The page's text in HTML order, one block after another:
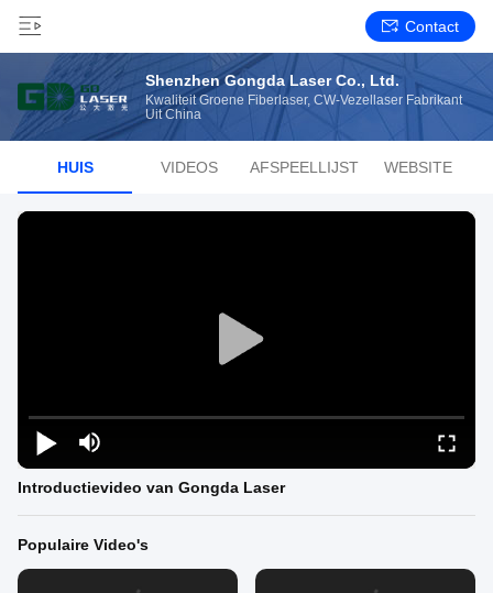
Contact
Shenzhen Gongda Laser Co., Ltd.
Kwaliteit Groene Fiberlaser, CW-Vezellaser Fabrikant
Uit China
HUIS VIDEOS AFSPEELLIJST WEBSITE
Introductievideo van Gongda Laser
Populaire Video's